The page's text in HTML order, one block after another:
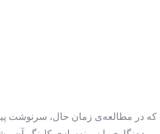
در مطالعه‌ی زمان حال، سرنوشت